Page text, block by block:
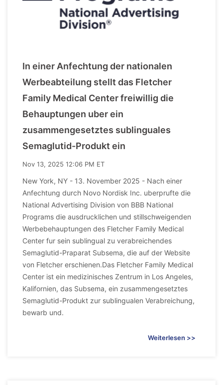
In einer Anfechtung der nationalen
Werbeabteilung stellt das Fletcher
Family Medical Center freiwillig die
Behauptungen uber ein
zusammengesetztes sublinguales
Semaglutid-Produkt ein
Nov 13, 2025 12:06 PM ET
New York, NY - 13. November 2025 - Nach einer
Anfechtung durch Novo Nordisk Inc. uberprufte die
National Advertising Division von BBB National
Programs die ausdrucklichen und stillschweigenden
Werbebehauptungen des Fletcher Family Medical
Center fur sein sublingual zu verabreichendes
Semaglutid-Praparat Subsema, die auf der Website
von Fletcher erschienen.Das Fletcher Family Medical
Center ist ein medizinisches Zentrum in Los Angeles,
Kalifornien, das Subsema, ein zusammengesetztes
Semaglutid-Produkt zur sublingualen Verabreichung,
bewarb und.
Weiterlesen >>